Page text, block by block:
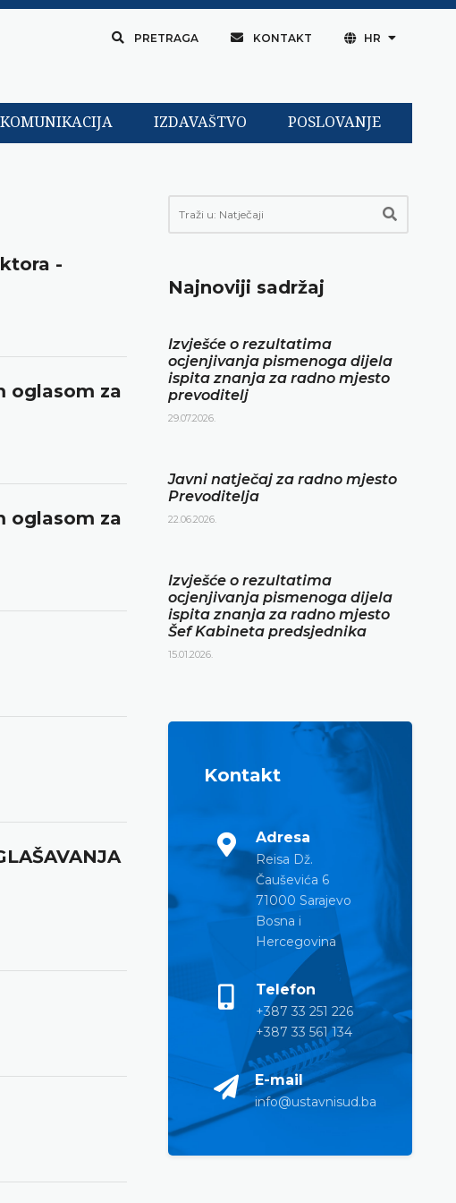
PRETRAGA KONTAKT HR
IZDAVAŠTVO POSLOVANJE
-
oglasom za
oglasom za
Najnoviji sadržaj
Izvješće o rezultatima
ocjenjivanja pismenoga dijela
ispita znanja za radno mjesto
prevoditelj
29.07.2026.
Javni natječaj za radno mjesto
Prevoditelja
22.06.2026.
Izvješće o rezultatima
ocjenjivanja pismenoga dijela
ispita znanja za radno mjesto
Šef Kabineta predsjednika
15.01.2026.
Kontakt
Adresa
Reisa Dž.
Čauševića 6
71000 Sarajevo
Bosna i
Hercegovina
Telefon
+387 33 251 226
+387 33 561 134
E-mail
info@ustavnisud.ba